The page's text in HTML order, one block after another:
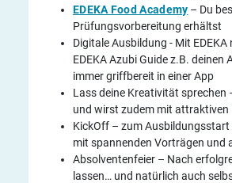
EDEKA Food Academy – Du
Prüfungsvorbereitung erhältst
Digitale Ausbildung - Mit
EDEKA Azubi Guide z.B.
immer griffbereit in einer App
Lass deine Kreativität sprechen
und wirst zudem mit attraktiven
KickOff – zum Ausbildungsstart
mit spannenden Vorträgen und
Absolventenfeier – Nach
lassen… und natürlich auch